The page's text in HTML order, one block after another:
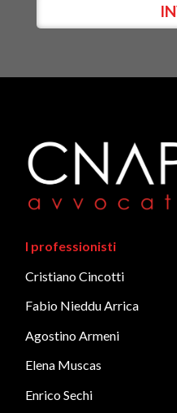
I professionisti
Cristiano Cincotti
Fabio Nieddu Arrica
Agostino Armeni
Elena Muscas
Enrico Sechi